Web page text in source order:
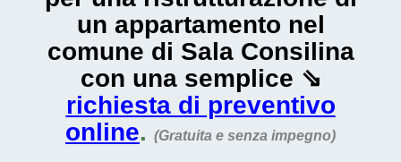
un appartamento nel
comune di Sala Consilina
con una semplice ⇘
richiesta di preventivo
online. (Gratuita e senza impegno)